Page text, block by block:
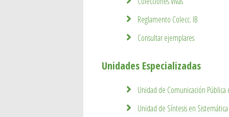
Reglamento Colecc. IB
Consultar ejemplares
Unidades Especializadas
Unidad de Comunicación Pública
Unidad de Síntesis en